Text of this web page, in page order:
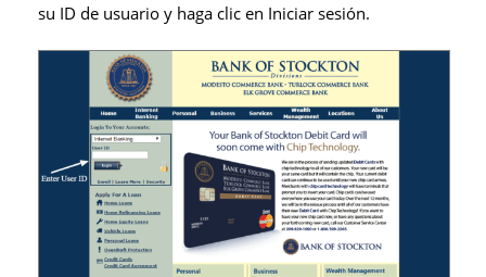
su ID de usuario y haga clic en Iniciar sesión.